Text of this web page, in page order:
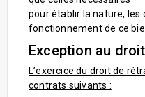
pour établir la nature, les
fonctionnement de ce
Exception au
L’exercice du droit de
contrats suivants :